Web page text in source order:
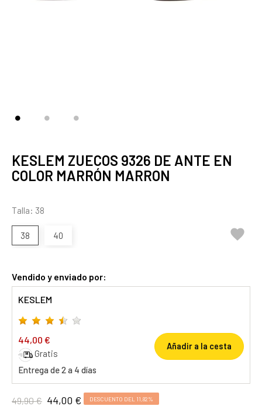
KESLEM ZUECOS 9326 DE ANTE EN
COLOR MARRÓN MARRON
Talla: 38
38 40 
Vendido y enviado por:
KESLEM
44,00 €
Gratis
Entrega de 2 a 4 días
Añadir a la cesta
49,90 € 44,00 € DESCUENTO DEL 11,82%